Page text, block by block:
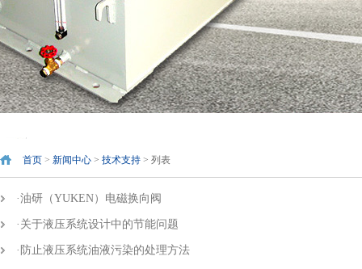
首页 > 新闻中心 > 技术支持 > 列表
·油研（YUKEN）电磁换向阀
· 关于液压系统设计中的节能问题
· 防止液压系统油液污染的处理方法